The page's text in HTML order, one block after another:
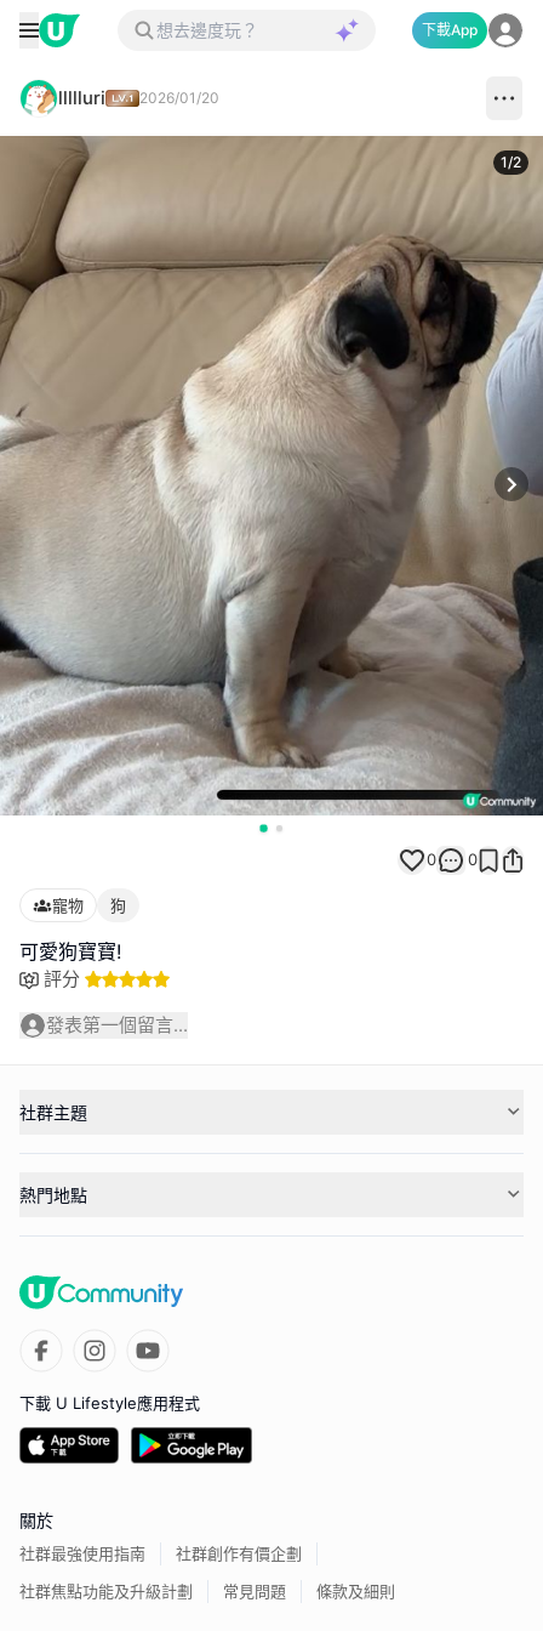
下載App
llllluri 2026/01/20
1/2
0 0
寵物 狗
可愛狗寶寶!
評分
發表第一個留言...
社群主題
熱門地點
下載 U Lifestyle應用程式
關於
社群最強使用指南
社群創作有價企劃
社群焦點功能及升級計劃
常見問題 條款及細則